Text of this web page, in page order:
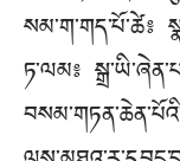
སམ་ག་གད་པོ་ཚེ༔
ཏ་ལམ༔